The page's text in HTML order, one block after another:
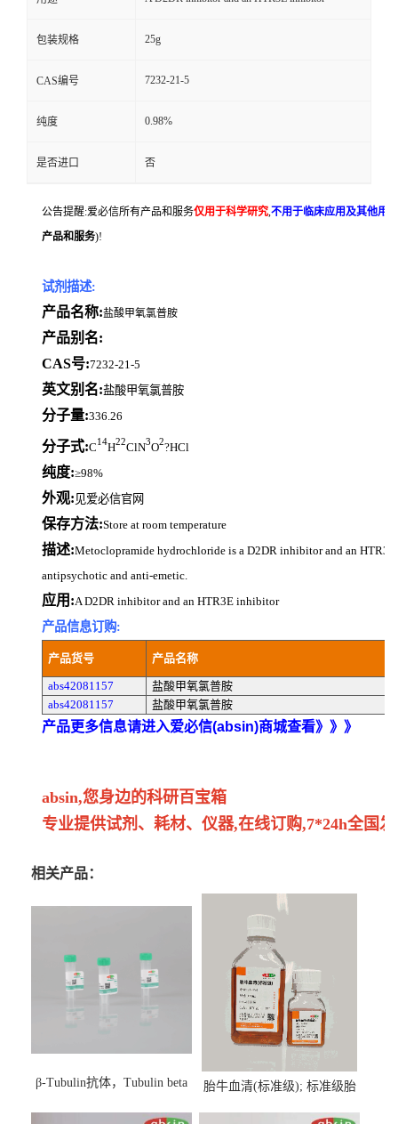
包装规格 25g
CAS编号 7232-21-5
纯度 0.98%
是否进口 否
公告提醒:爱必信所有产品和服务仅用于科学研究,不用于临床应用及其他用
产品和服务)!
试剂描述:
产品名称:盐酸甲氧氯普胺
产品别名:
CAS号:7232-21-5
英文别名:盐酸甲氧氯普胺
分子量:336.26
分子式:C14H22ClN3O2?HCl
纯度:≥98%
外观: 见爱必信官网
保存方法:Store at room temperature
描述:Metoclopramide hydrochloride is a D2DR inhibitor and an
antipsychotic and anti-emetic.
应用:A D2DR inhibitor and an HTR3E inhibitor
产品信息订购:
产品货号 产品名称
abs42081157
盐酸甲氧氯普胺
abs42081157
盐酸甲氧氯普胺
产品更多信息请进入爱必信(absin)商城查看》》》
absin,您身边的科研百宝箱
专业提供试剂、耗材、仪器,在线订购,7*24h全国
相关产品：
β-Tubulin抗体，Tubulin beta
胎牛血清(标准级); 标准级胎